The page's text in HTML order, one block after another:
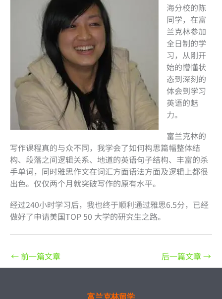
海分校的陈
同学，在富
兰克林参加
全日制的学
习，从刚开
始的懵懂状
态到深刻的
体会到学习
英语的魅
力。
富兰克林的
写作课程真的与众不同，我学会了如何构思篇幅整体结
构、段落之间逻辑关系、地道的英语句子结构、丰富的杀
手单词，同时雅思作文在词汇方面语法方面及逻辑上都很
出色。仅仅两个月就突破写作的原有水平。
经过240小时学习后，我也终于顺利通过雅思6.5分，已经
做好了申请美国TOP 50 大学的研究生之路。
←前一篇文章 后一篇文章→
富兰克林留学